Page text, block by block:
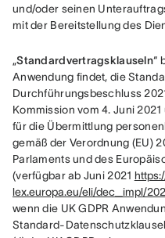
und/oder seinen
mit der Bereitstellung des
„Standardvertragsklauseln“
Anwendung findet, die
Durchführungsbeschluss
Kommission vom 4. Juni
für die Übermittlung
gemäß der Verordnung (EU)
Parlaments und des
(verfügbar ab Juni 2021
lex.europa.eu/eli/dec_impl/
wenn die UK GDPR
Standard-